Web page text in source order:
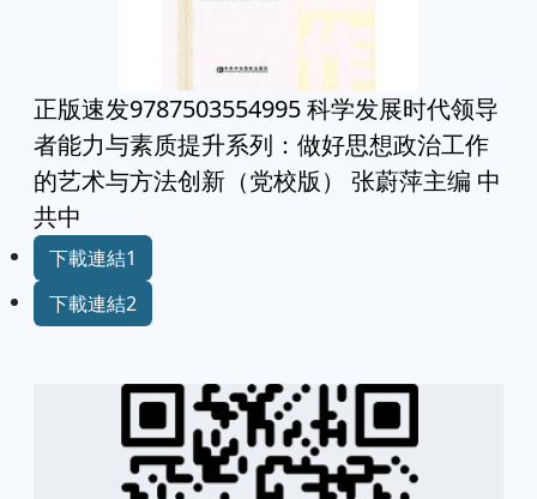
正版速发9787503554995 科学发展时代领导
者能力与素质提升系列：做好思想政治工作
的艺术与方法创新（党校版） 张蔚萍主编 中
共中
下載連結1
下載連結2